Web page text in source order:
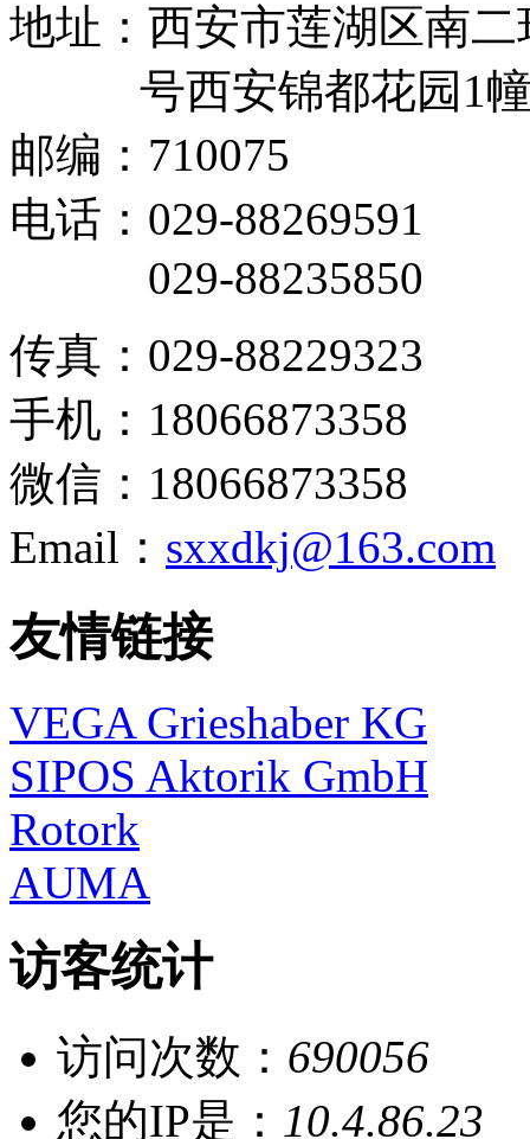
地址：西安市莲湖区南
号西安锦都花园1幢
邮编：710075
电话：029-88269591
029-88235850
传真：029-88229323
手机：18066873358
微信：18066873358
Email： sxxdkj@163.com
友情链接
VEGA Grieshaber KG
SIPOS Aktorik GmbH
Rotork
AUMA
访客统计
访问次数： 690056
您的IP是： 10.4.86.23